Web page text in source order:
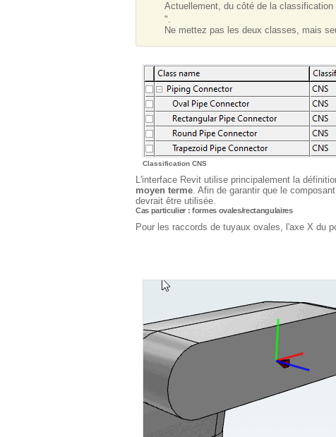
Actuellement, du côté de la
".
Ne mettez pas les deux classes, mais
Classification CNS
L'interface Revit utilise principalement la
moyen terme. Afin de garantir que le
devrait être utilisée.
Cas particulier : formes ovales/rectangulaires
Pour les raccords de tuyaux ovales, l'axe X du